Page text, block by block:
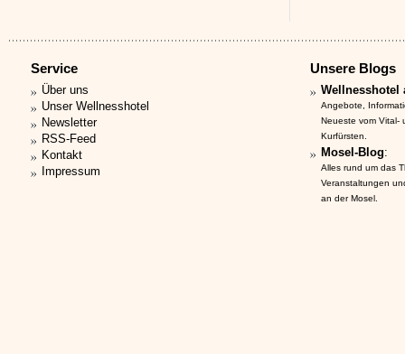
Service
Über uns
Unser Wellnesshotel
Newsletter
RSS-Feed
Kontakt
Impressum
Unsere Blogs
Wellnesshotel
Angebote,
Neueste vom Vital-
Kurfürsten.
Mosel-Blog:
Alles rund um das
Veranstaltungen
an der Mosel.